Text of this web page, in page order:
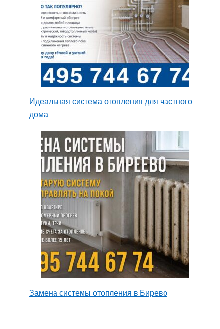
Идеальная система отопления для частного
дома
Замена системы отопления в Бирево